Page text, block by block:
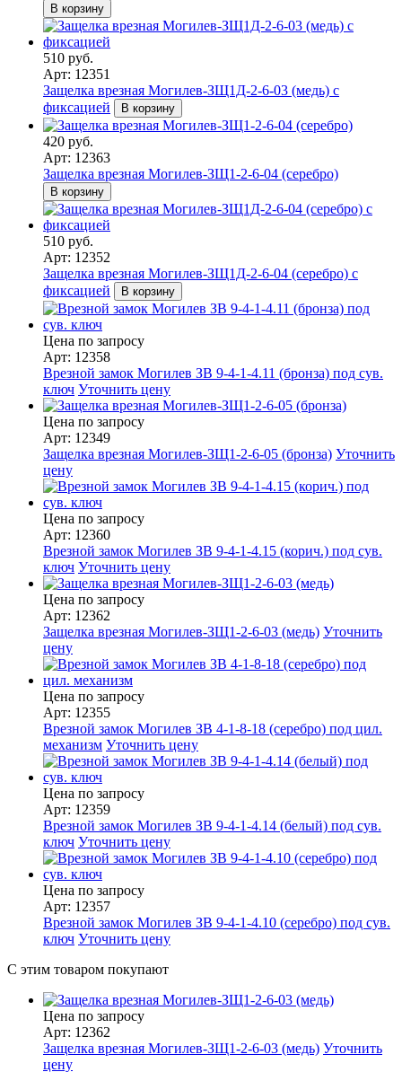
В корзину
510 руб.
Арт: 12351
Защелка врезная Могилев-ЗЩ1Д-2-6-03 (медь) с
фиксацией
В корзину
420 руб.
Арт: 12363
Защелка врезная Могилев-ЗЩ1-2-6-04 (серебро)
В корзину
510 руб.
Арт: 12352
Защелка врезная Могилев-ЗЩ1Д-2-6-04 (серебро) с
фиксацией
В корзину
Цена по запросу
Арт: 12358
Врезной замок Могилев ЗВ 9-4-1-4.11 (бронза) под сув.
ключ Уточнить цену
Цена по запросу
Арт: 12349
Защелка врезная Могилев-ЗЩ1-2-6-05 (бронза) Уточнить
цену
Цена по запросу
Арт: 12360
Врезной замок Могилев ЗВ 9-4-1-4.15 (корич.) под сув.
ключ Уточнить цену
Цена по запросу
Арт: 12362
Защелка врезная Могилев-ЗЩ1-2-6-03 (медь) Уточнить
цену
Цена по запросу
Арт: 12355
Врезной замок Могилев ЗВ 4-1-8-18 (серебро) под цил.
механизм Уточнить цену
Цена по запросу
Арт: 12359
Врезной замок Могилев ЗВ 9-4-1-4.14 (белый) под сув.
ключ Уточнить цену
Цена по запросу
Арт: 12357
Врезной замок Могилев ЗВ 9-4-1-4.10 (серебро) под сув.
ключ Уточнить цену
С этим товаром покупают
Цена по запросу
Арт: 12362
Защелка врезная Могилев-ЗЩ1-2-6-03 (медь) Уточнить
цену